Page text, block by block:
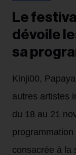
Le
dévoile
sa
Kinji00,
autres artistes
du 18 au 21
consacrée à la